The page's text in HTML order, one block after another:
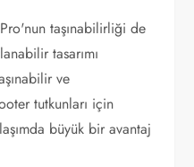
taşınabilirliği de
tasarımı
ve
tutkunları için
büyük bir avantaj